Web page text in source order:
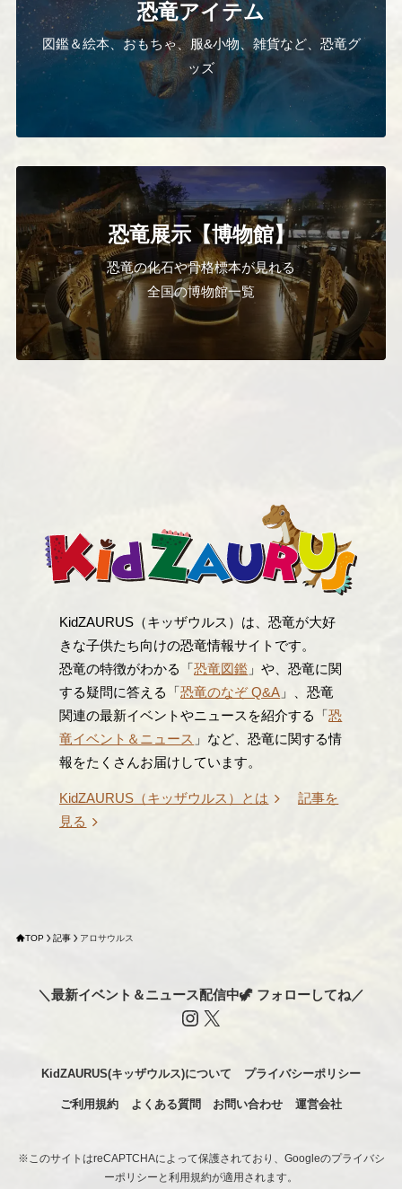
恐竜アイテム
図鑑＆絵本、おもちゃ、服&小物、雑貨など、恐竜グ
ッズ
恐竜展示【博物館】
恐竜の化石や骨格標本が見れる
全国の博物館一覧
KidZAURUS（キッザウルス）は、恐竜が大好
きな子供たち向けの恐竜情報サイトです。
恐竜の特徴がわかる「恐竜図鑑 」や、恐竜に関
する疑問に答える「恐竜のなぞ Q&A 」、恐竜
関連の最新イベントやニュースを紹介する「恐
竜イベント＆ニュース 」など、恐竜に関する情
報をたくさんお届けしています。
KidZAURUS（キッザウルス）とは
記事を
見る
TOP 記事 アロサウルス
＼最新イベント＆ニュース配信中🦖 フォローしてね／
Instagram
X
KidZAURUS(キッザウルス)について プライバシーポリシー
ご利用規約 よくある質問 お問い合わせ 運営会社
※このサイトはreCAPTCHAによって保護されており、Googleのプライバシ
ーポリシーと利用規約が適用されます。